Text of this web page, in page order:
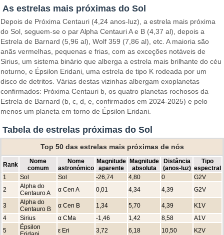
As estrelas mais próximas do Sol
Depois de Próxima Centauri (4,24 anos-luz), a estrela mais próxima
do Sol, seguem-se o par Alpha Centauri A e B (4,37 al), depois a
Estrela de Barnard (5,96 al), Wolf 359 (7,86 al), etc. A maioria são
anãs vermelhas, pequenas e frias, com as exceções notáveis de
Sirius, um sistema binário que alberga a estrela mais brilhante do céu
noturno, e Épsilon Eridani, uma estrela de tipo K rodeada por um
disco de detritos. Várias destas vizinhas albergam exoplanetas
confirmados: Próxima Centauri b, os quatro planetas rochosos da
Estrela de Barnard (b, c, d, e, confirmados em 2024-2025) e pelo
menos um planeta em torno de Épsilon Eridani.
Tabela de estrelas próximas do Sol
Top 50 das estrelas mais próximas de nós
Rank
Nome
comum
Nome
astronómico
Magnitude
aparente
Magnitude
absoluta
Distância
(anos-luz)
Tipo
espectral
1
Sol Sol -26,74 4,80 0
G2V
2
Alpha do
Centauro A
α Cen A 0,01 4,34 4,39 G2V
3
Alpha do
Centauro B
α Cen B 1,34 5,70 4,39
K1V
4
Sirius α CMa -1,46 1,42 8,58
A1V
5
Épsilon
ε Eri 3,72 6,18 10,50 K2V